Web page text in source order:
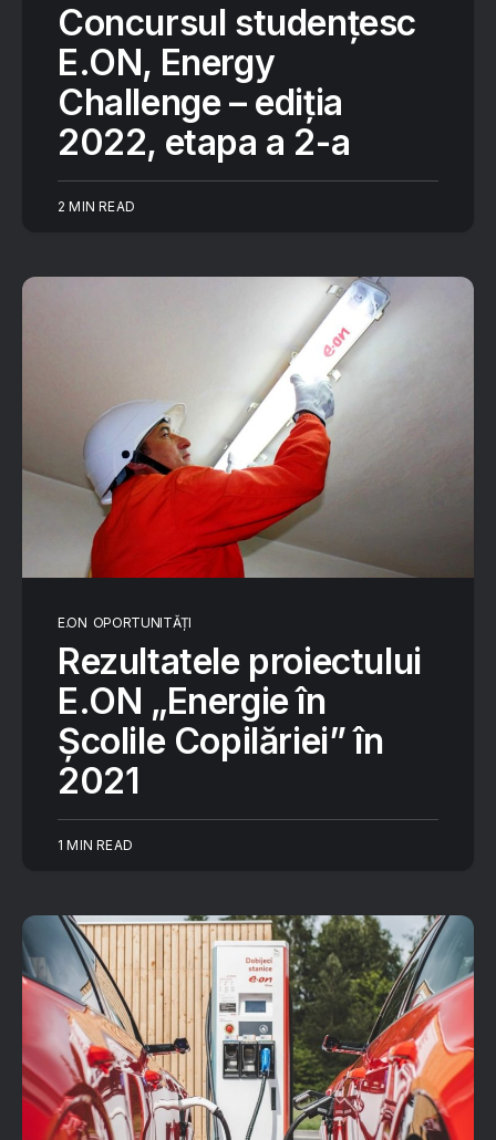
Concursul studențesc
E.ON, Energy
Challenge – ediția
2022, etapa a 2-a
2 MIN READ
E.ON OPORTUNITĂȚI
Rezultatele proiectului
E.ON „Energie în
Școlile Copilăriei” în
2021
1 MIN READ